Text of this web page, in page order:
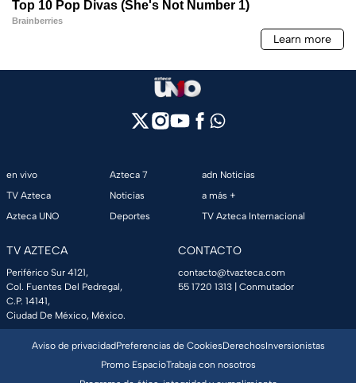
en vivo
TV Azteca
Azteca UNO
Azteca 7
Noticias
Deportes
adn Noticias
a más +
TV Azteca Internacional
TV AZTECA
Periférico Sur 4121,
Col. Fuentes Del Pedregal,
C.P. 14141,
Ciudad De México, México.
CONTACTO
contacto@tvazteca.com
55 1720 1313 | Conmutador
Aviso de privacidadPreferencias de CookiesDerechosInversionistas
Promo EspacioTrabaja con nosotros